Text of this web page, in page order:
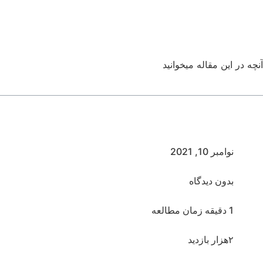
آنچه در این مقاله میخوانید
نوامبر 10, 2021
بدون دیدگاه
1 دقیقه زمان مطالعه
۲هزار بازدید